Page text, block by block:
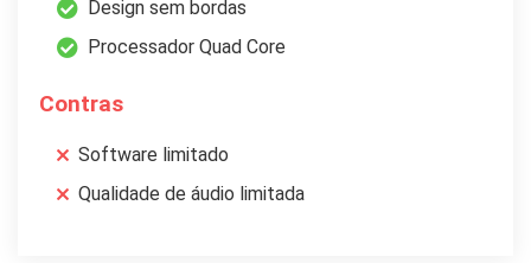
Design sem bordas
Processador Quad Core
Contras
Software limitado
Qualidade de áudio limitada